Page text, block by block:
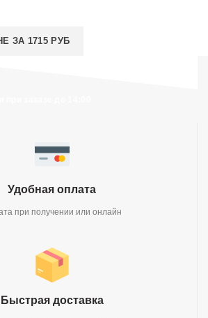
ЗА 1715 РУБ
Удобная оплата
при получении или онлайн
Быстрая доставка